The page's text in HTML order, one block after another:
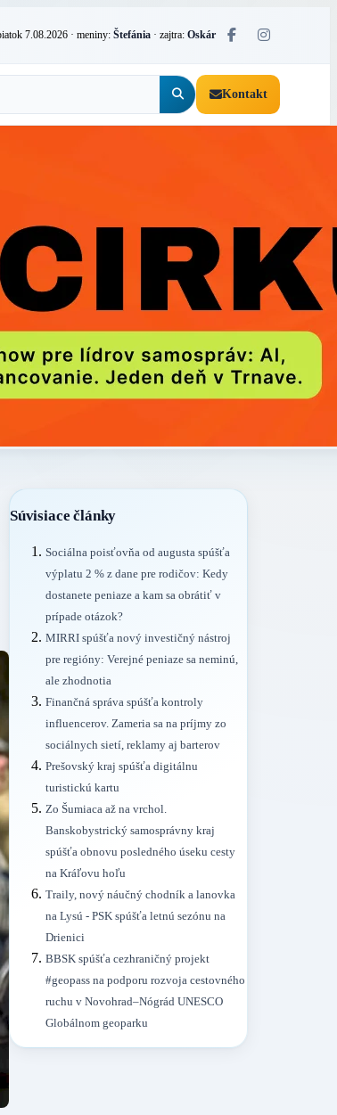
7.08.2026 · meniny: Štefánia · zajtra: Oskár
Kontakt
Súvisiace články
Sociálna poisťovňa od augusta spúšťa
výplatu 2 % z dane pre rodičov: Kedy
dostanete peniaze a kam sa obrátiť v
prípade otázok?
MIRRI spúšťa nový investičný nástroj
pre regióny: Verejné peniaze sa neminú,
ale zhodnotia
Finančná správa spúšťa kontroly
influencerov. Zameria sa na príjmy zo
sociálnych sietí, reklamy aj barterov
Prešovský kraj spúšťa digitálnu
turistickú kartu
Zo Šumiaca až na vrchol.
Banskobystrický samosprávny kraj
spúšťa obnovu posledného úseku cesty
na Kráľovu hoľu
Traily, nový náučný chodník a lanovka
na Lysú - PSK spúšťa letnú sezónu na
Drienici
BBSK spúšťa cezhraničný projekt
#geopass na podporu rozvoja cestovného
ruchu v Novohrad–Nógrád UNESCO
Globálnom geoparku